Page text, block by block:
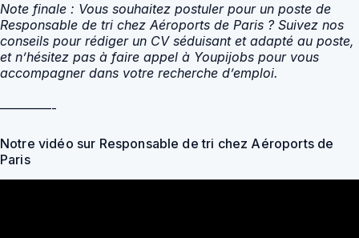
Note finale : Vous souhaitez postuler pour un poste de
Responsable de tri chez Aéroports de Paris ? Suivez nos
conseils pour rédiger un CV séduisant et adapté au poste,
et n’hésitez pas à faire appel à Youpijobs pour vous
accompagner dans votre recherche d’emploi.
————-
Notre vidéo sur Responsable de tri chez Aéroports de
Paris